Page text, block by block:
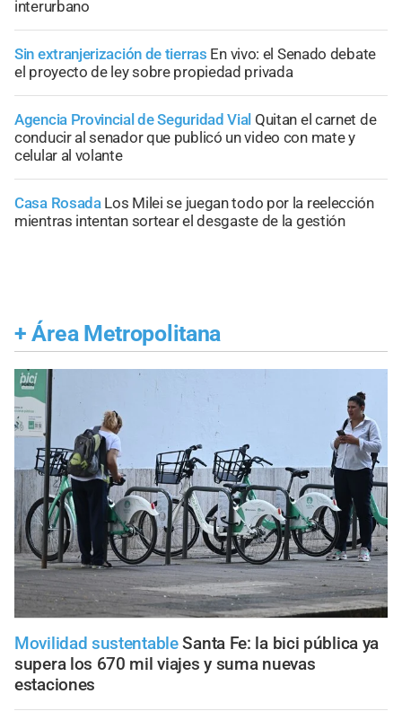
interurbano
Sin extranjerización de tierras En vivo: el Senado debate
el proyecto de ley sobre propiedad privada
Agencia Provincial de Seguridad Vial Quitan el carnet de
conducir al senador que publicó un video con mate y
celular al volante
Casa Rosada Los Milei se juegan todo por la reelección
mientras intentan sortear el desgaste de la gestión
+ Área Metropolitana
Movilidad sustentable Santa Fe: la bici pública ya
supera los 670 mil viajes y suma nuevas
estaciones